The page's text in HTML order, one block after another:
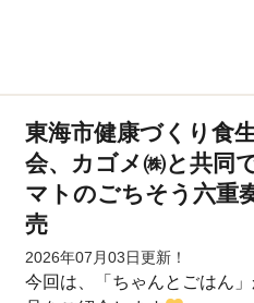
東海市健康づくり食
会、カゴメ㈱と共同
マトのごちそう六重
売
2026年07月03日更新！
今回は、「ちゃんとごはん